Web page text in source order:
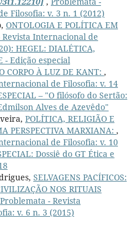
Filosofia: v. 3 n. 1 (2012)
ONTOLOGIA E POLÍTICA EM
Internacional de
HEGEL: DIALÉTICA,
- Edição especial
CORPO À LUZ DE KANT: ,
de Filosofia: v. 14
– "O filósofo do Sertão:
Alves de Azevêdo"
POLÍTICA, RELIGIÃO E
PERSPECTIVA MARXIANA: ,
de Filosofia: v. 10
Dossiê do GT Ética e
SELVAGENS PACÍFICOS:
NOS RITUAIS
Problemata - Revista
v. 6 n. 3 (2015)